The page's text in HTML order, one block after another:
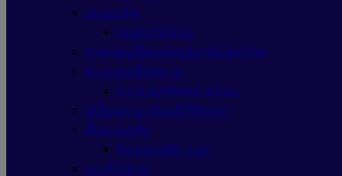
เมนบอร์ด
เมนบอร์ดAsus
สายแลนเชื่อมต่ออุปกรณ์เน็ตเวิร์ค
พาวเวอร์ซัพพลาย
พาวเวอร์ซัพพลายAsus
เครื่องอ่าน-เขียนดีวีดีพกพา
ที่แขวนหูฟัง
ที่แขวนหูฟัง Asus
เมาส์ไร้สาย